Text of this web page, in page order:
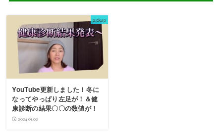
pickup
YouTube更新しました！冬に
なってやっぱり左足が！＆健
康診断の結果〇〇の数値が！
2024.01.02